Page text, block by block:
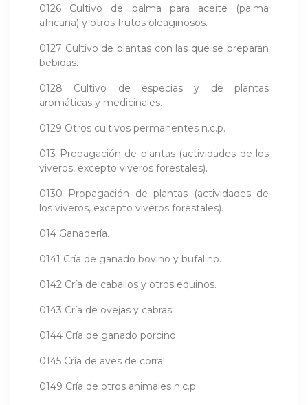
0126 Cultivo de palma para aceite (palma
africana) y otros frutos oleaginosos.
0127 Cultivo de plantas con las que se preparan
bebidas.
0128 Cultivo de especias y de plantas
aromáticas y medicinales.
0129 Otros cultivos permanentes n.c.p.
013 Propagación de plantas (actividades de los
viveros, excepto viveros forestales).
0130 Propagación de plantas (actividades de
los viveros, excepto viveros forestales).
014 Ganadería.
0141 Cría de ganado bovino y bufalino.
0142 Cría de caballos y otros equinos.
0143 Cría de ovejas y cabras.
0144 Cría de ganado porcino.
0145 Cría de aves de corral.
0149 Cría de otros animales n.c.p.